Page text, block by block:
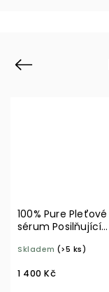
Previous
100% Pure Pleťové
sérum Posilňující
Skladem (>5 ks)
1 400 Kč